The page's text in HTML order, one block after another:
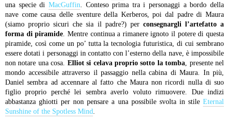
una specie di MacGuffin. Conteso prima tra i personaggi a bordo della
nave come causa delle sventure della Kerberos, poi dal padre di Maura
(siamo proprio sicuri che sia il padre?) per consegnargli l’artefatto a
forma di piramide. Mentre continua a rimanere ignoto il potere di questa
piramide, così come un po’ tutta la tecnologia futuristica, di cui sembrano
essere dotati i personaggi in contatto con l’esterno della nave, è impossibile
non notare una cosa. Elliot si celava proprio sotto la tomba, presente nel
mondo accessibile attraverso il passaggio nella cabina di Maura. In più,
Daniel sembra ad accennare al fatto che Maura non ricordi nulla di suo
figlio proprio perché lei sembra averlo voluto rimuovere. Due indizi
abbastanza ghiotti per non pensare a una possibile svolta in stile Eternal
Sunshine of the Spotless Mind.